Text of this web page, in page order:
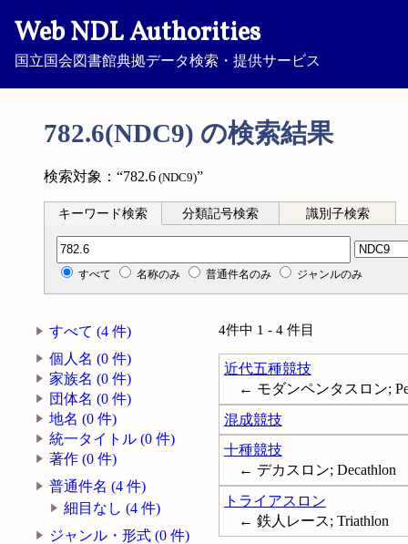
Web NDL Authorities
国立国会図書館典拠データ検索・提供サービス
782.6(NDC9) の検索結果
検索対象：“782.6 (NDC9)”
キーワード検索 分類記号検索 識別子検索
分類記号検索
すべて 名称のみ 普通件名のみ ジャンルのみ
すべて (4 件)
個人名 (0 件)
家族名 (0 件)
団体名 (0 件)
地名 (0 件)
統一タイトル (0 件)
著作 (0 件)
普通件名 (4 件)
細目なし (4 件)
ジャンル・形式 (0 件)
4件中 1 - 4 件目
近代五種競技
← モダンペンタスロン;
混成競技
十種競技
← デカスロン; Decathlon
トライアスロン
← 鉄人レース; Triathlon